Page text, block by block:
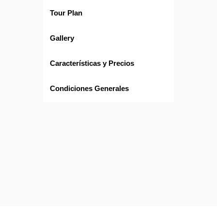
Tour Plan
Gallery
Características y Precios
Condiciones Generales